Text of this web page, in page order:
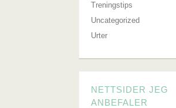
Treningstips
Uncategorized
Urter
NETTSIDER JEG
ANBEFALER